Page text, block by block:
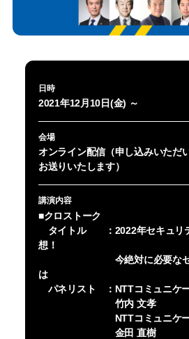
日時
2021年12月10日(金) ～
会場
オンライン配信（申し込みいただ
お送りいたします）
講演内容
■クロストーク
タイトル ：2022年セキュリ
想！
今絶対に必要なセキュ
は
パネリスト ：NTTコミュニケ
竹内 文孝
NTTコミュニケーショ
金田 直樹